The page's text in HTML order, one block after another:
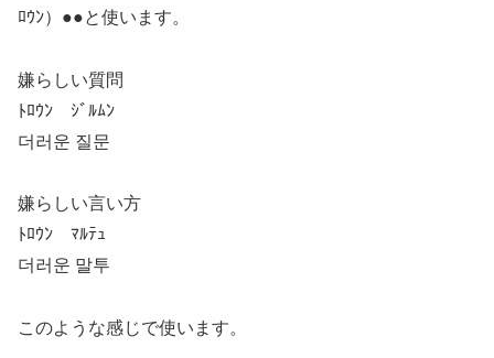
ﾛｳﾝ）●●と使います。
嫌らしい質問
ﾄﾛｳﾝ ｼﾞﾙﾑﾝ
더러운 질문
嫌らしい言い方
ﾄﾛｳﾝ ﾏﾙﾃｭ
더러운 말투
このような感じで使います。